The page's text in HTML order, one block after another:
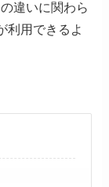
違いに関わら
利用できるよ